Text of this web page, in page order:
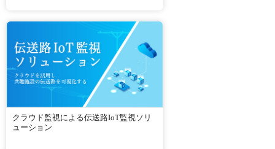
クラウド監視による伝送路IoT監視ソリ
ューション